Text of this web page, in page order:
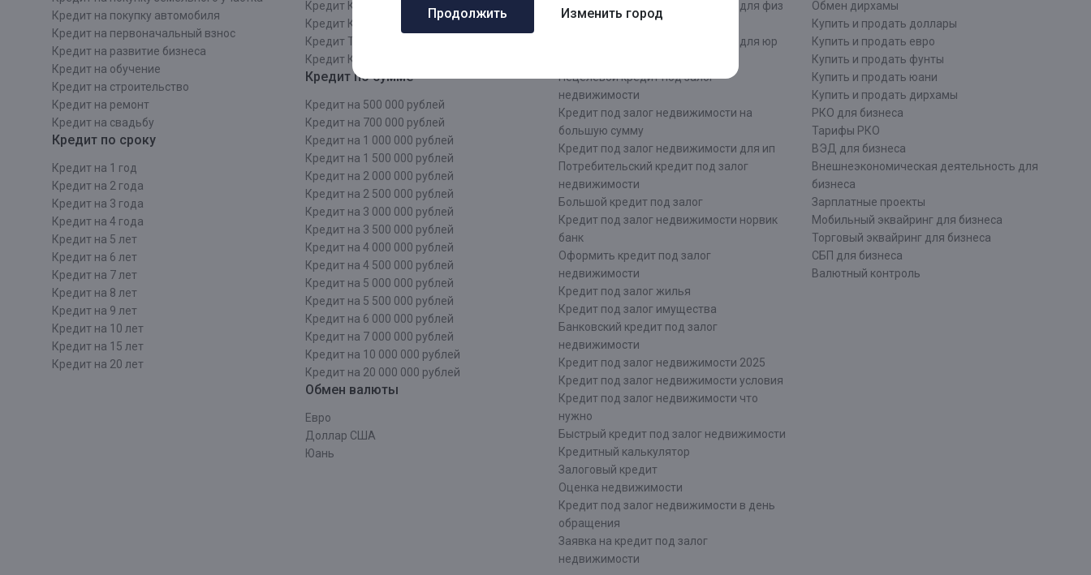
Продолжить Изменить город
Кредит на покупку автомобиля
Кредит на первоначальный взнос
Кредит на развитие бизнеса
Кредит на обучение
Кредит на строительcтво
Кредит на ремонт
Кредит на свадьбу
Кредит по сроку
Кредит на 1 год
Кредит на 2 года
Кредит на 3 года
Кредит на 4 года
Кредит на 5 лет
Кредит на 6 лет
Кредит на 7 лет
Кредит на 8 лет
Кредит на 9 лет
Кредит на 10 лет
Кредит на 15 лет
Кредит на 20 лет
Кредит Краснодар
Кредит Казань
Кредит Татарстан
Кредит Калининград
Кредит по сумме
Кредит на 500 000 рублей
Кредит на 700 000 рублей
Кредит на 1 000 000 рублей
Кредит на 1 500 000 рублей
Кредит на 2 000 000 рублей
Кредит на 2 500 000 рублей
Кредит на 3 000 000 рублей
Кредит на 3 500 000 рублей
Кредит на 4 000 000 рублей
Кредит на 4 500 000 рублей
Кредит на 5 000 000 рублей
Кредит на 5 500 000 рублей
Кредит на 6 000 000 рублей
Кредит на 7 000 000 рублей
Кредит на 10 000 000 рублей
Кредит на 20 000 000 рублей
Обмен валюты
Евро
Доллар США
Юань
Кредит под залог недвижимости для физ
Кредит под залог недвижимости для юр
Нецелевой кредит под залог
недвижимости
Кредит под залог недвижимости на
большую сумму
Кредит под залог недвижимости для ип
Потребительский кредит под залог
недвижимости
Большой кредит под залог
Кредит под залог недвижимости норвик
банк
Оформить кредит под залог
недвижимости
Кредит под залог жилья
Кредит под залог имущества
Банковский кредит под залог
недвижимости
Кредит под залог недвижимости 2025
Кредит под залог недвижимости условия
Кредит под залог недвижимости что
нужно
Быстрый кредит под залог недвижимости
Кредитный калькулятор
Залоговый кредит
Оценка недвижимости
Кредит под залог недвижимости в день
обращения
Заявка на кредит под залог
недвижимости
Обмен дирхамы
Купить и продать доллары
Купить и продать евро
Купить и продать фунты
Купить и продать юани
Купить и продать дирхамы
РКО для бизнеса
Тарифы РКО
ВЭД для бизнеса
Внешнеэкономическая деятельность для
бизнеса
Зарплатные проекты
Мобильный эквайринг для бизнеса
Торговый эквайринг для бизнеса
СБП для бизнеса
Валютный контроль